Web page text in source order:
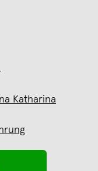
Katharina